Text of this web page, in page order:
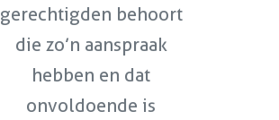
gerechtigden behoort
die zo’n aanspraak
hebben en dat
onvoldoende is